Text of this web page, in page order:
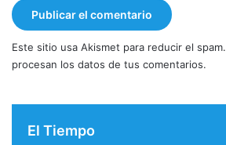
Este sitio usa Akismet para reducir el spam.
procesan los datos de tus comentarios.
El Tiempo